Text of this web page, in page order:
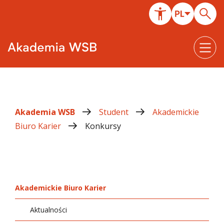
Akademia WSB Student
Akademickie
Biuro Karier
Konkursy
Akademickie Biuro Karier
Aktualności